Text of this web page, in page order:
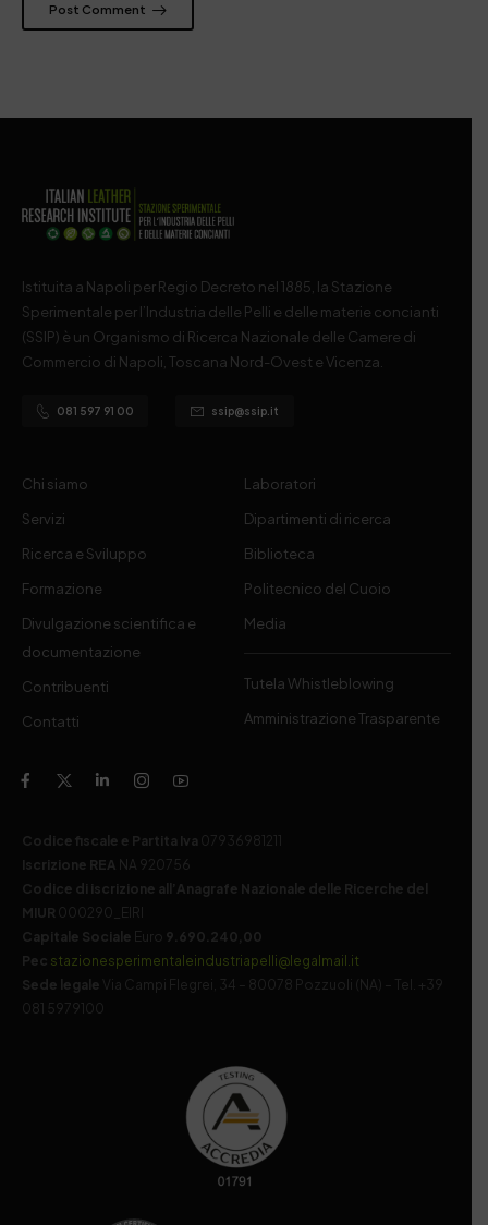
Post Comment
Istituita a Napoli per Regio Decreto nel 1885, la Stazione
Sperimentale per l’Industria delle Pelli e delle materie concianti
(SSIP) è un Organismo di Ricerca Nazionale delle Camere di
Commercio di Napoli, Toscana Nord-Ovest e Vicenza.
081 597 91 00 ssip@ssip.it
Chi siamo
Servizi
Ricerca e Sviluppo
Formazione
Divulgazione scientifica e
documentazione
Contribuenti
Contatti
Laboratori
Dipartimenti di ricerca
Biblioteca
Politecnico del Cuoio
Media
Tutela Whistleblowing
Amministrazione Trasparente
Codice fiscale e Partita Iva 07936981211
Iscrizione REA NA 920756
Codice di iscrizione all’Anagrafe Nazionale delle Ricerche del
MIUR 000290_EIRI
Capitale Sociale Euro 9.690.240,00
Pec stazionesperimentaleindustriapelli@legalmail.it
Sede legale
Via Campi Flegrei, 34 – 80078 Pozzuoli (NA) – Tel. +39
081 5979100